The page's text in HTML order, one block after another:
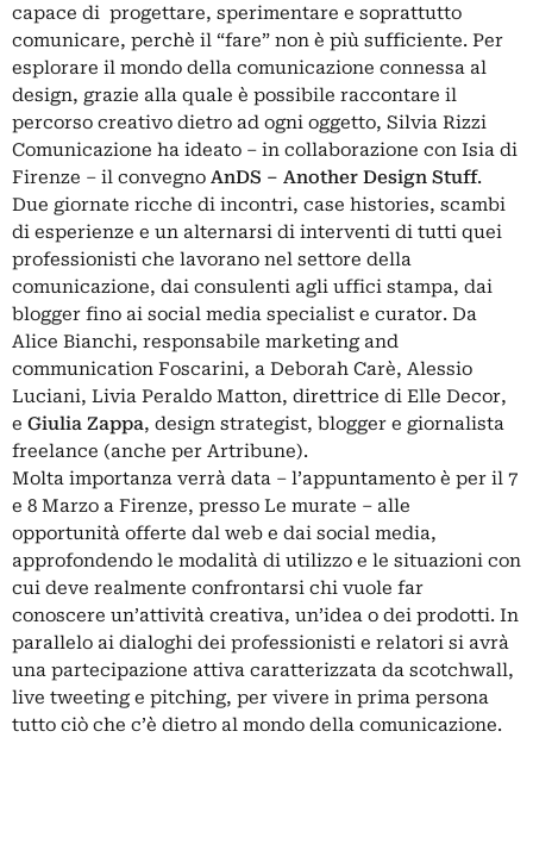
capace di progettare, sperimentare e soprattutto
comunicare, perchè il “fare” non è più sufficiente. Per
esplorare il mondo della comunicazione connessa al
design, grazie alla quale è possibile raccontare il
percorso creativo dietro ad ogni oggetto, Silvia Rizzi
Comunicazione ha ideato – in collaborazione con Isia di
Firenze – il convegno AnDS – Another Design Stuff.
Due giornate ricche di incontri, case histories, scambi
di esperienze e un alternarsi di interventi di tutti quei
professionisti che lavorano nel settore della
comunicazione, dai consulenti agli uffici stampa, dai
blogger fino ai social media specialist e curator. Da
Alice Bianchi, responsabile marketing and
communication Foscarini, a Deborah Carè, Alessio
Luciani, Livia Peraldo Matton, direttrice di Elle Decor,
e Giulia Zappa, design strategist, blogger e giornalista
freelance (anche per Artribune).
Molta importanza verrà data – l’appuntamento è per il 7
e 8 Marzo a Firenze, presso Le murate – alle
opportunità offerte dal web e dai social media,
approfondendo le modalità di utilizzo e le situazioni con
cui deve realmente confrontarsi chi vuole far
conoscere un’attività creativa, un’idea o dei prodotti. In
parallelo ai dialoghi dei professionisti e relatori si avrà
una partecipazione attiva caratterizzata da scotchwall,
live tweeting e pitching, per vivere in prima persona
tutto ciò che c’è dietro al mondo della comunicazione.